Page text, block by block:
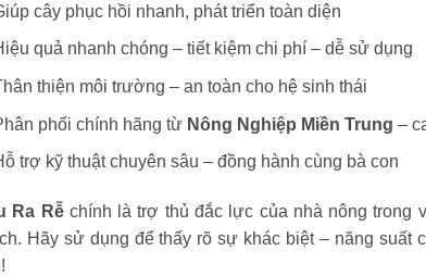
cây phục hồi nhanh, phát triển toàn diện
quả nhanh chóng – tiết kiệm chi phí – dễ sử dụng
thiện môi trường – an toàn cho hệ sinh thái
phối chính hãng từ Nông Nghiệp Miền Trung –
trợ kỹ thuật chuyên sâu – đồng hành cùng bà con
Ra Rễchính là trợ thủ đắc lực của nhà nông trong
Hãy sử dụng để thấy rõ sự khác biệt – năng suất